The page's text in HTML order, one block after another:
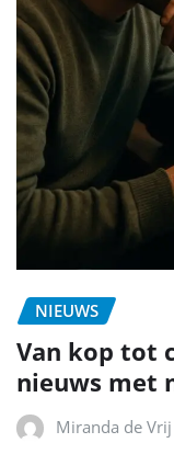
NIEUWS
Van kop tot
nieuws met
Miranda de Vrij